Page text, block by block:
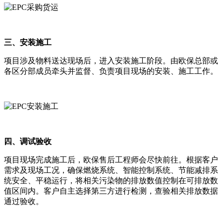
三、安装施工
项目涉及物料送达现场后，进入安装施工阶段。由欧保总部或
各区分部成员牵头并监督、负责项目现场的安装、施工工作。
四、调试验收
项目现场完成施工后，欧保售后工程师会尽快前往。根据客户
需求及现场工况，确保燃烧系统、智能控制系统、节能减排系
统安全、平稳运行，将相关污染物的排放数值控制在可排放数
值区间内。客户自主选择第三方进行检测，查验相关排放数据
通过验收。